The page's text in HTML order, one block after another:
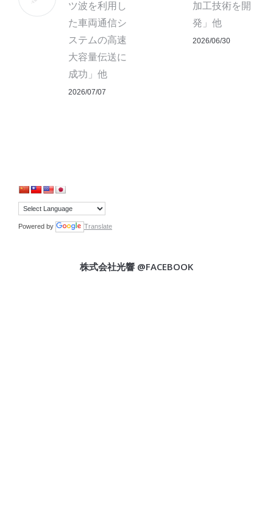
ツ波を利用し
た車両通信シ
ステムの高速
大容量伝送に
成功」他
2026/07/07
加工技術を開
発」他
2026/06/30
Powered by Translate
株式会社光響 @FACEBOOK